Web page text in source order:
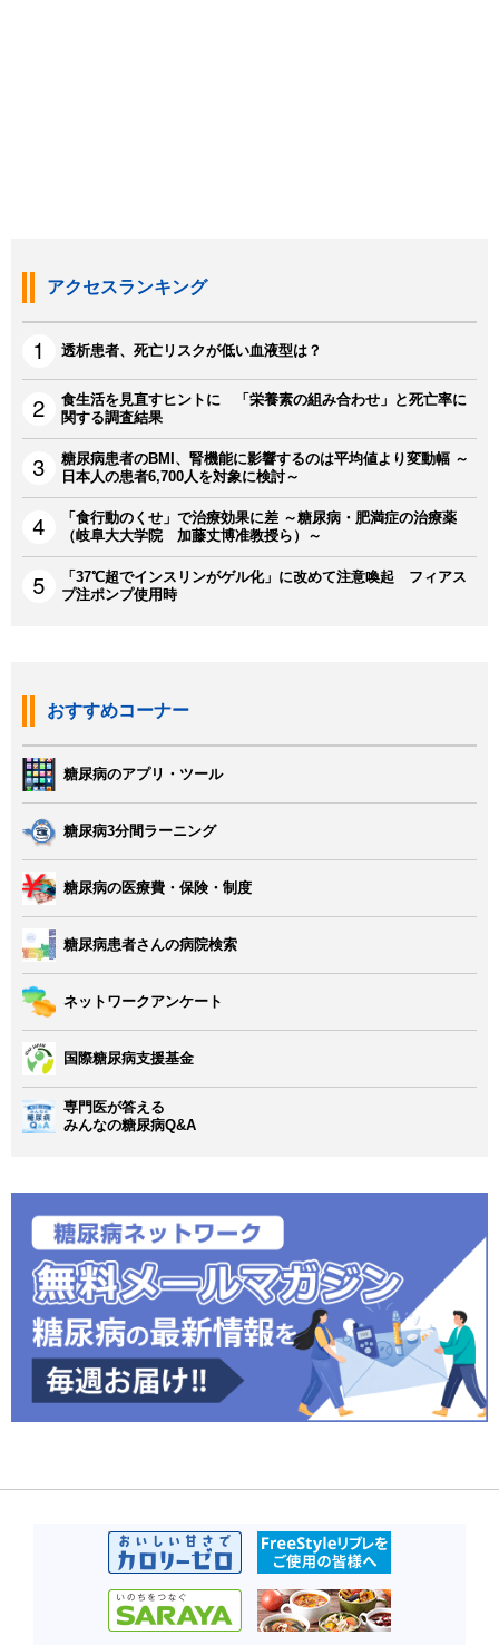
アクセスランキング
透析患者、死亡リスクが低い血液型は？
食生活を見直すヒントに 「栄養素の組み合わせ」と死亡率に
関する調査結果
糖尿病患者のBMI、腎機能に影響するのは平均値より変動幅 ～
日本人の患者6,700人を対象に検討～
「食行動のくせ」で治療効果に差 ～糖尿病・肥満症の治療薬
（岐阜大大学院 加藤丈博准教授ら）～
「37℃超でインスリンがゲル化」に改めて注意喚起 フィアス
プ注ポンプ使用時
おすすめコーナー
糖尿病のアプリ・ツール
糖尿病3分間ラーニング
糖尿病の医療費・保険・制度
糖尿病患者さんの病院検索
ネットワークアンケート
国際糖尿病支援基金
専門医が答える
みんなの糖尿病Q&A